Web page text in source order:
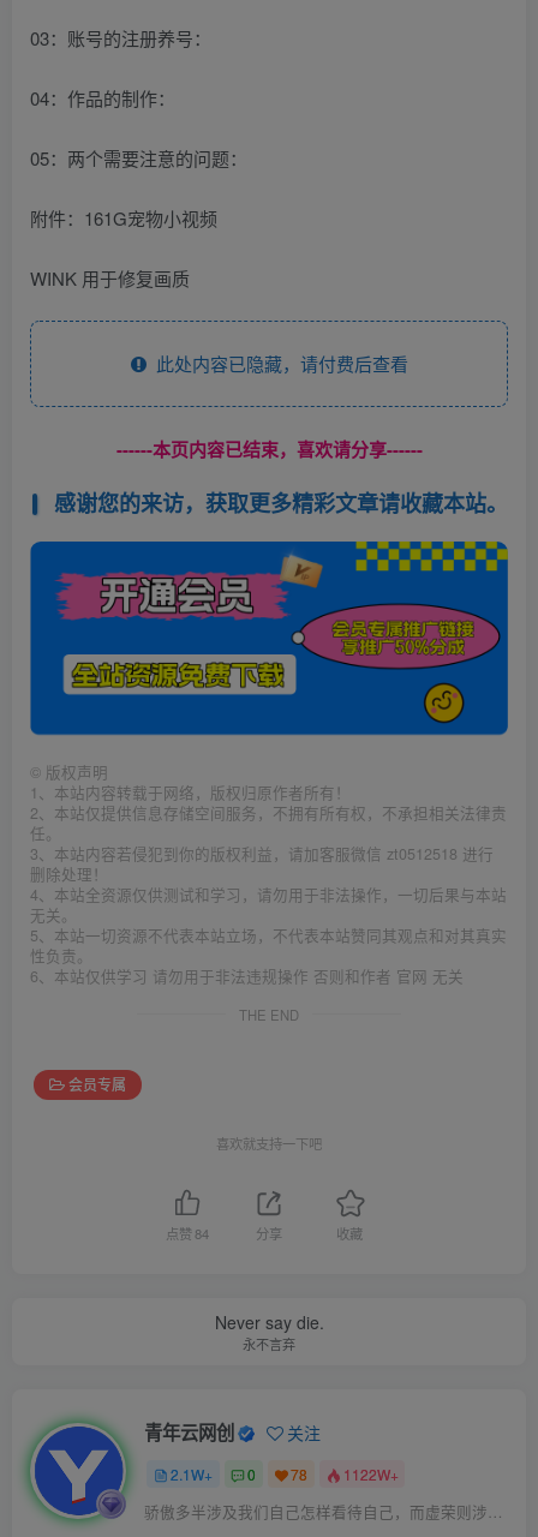
03：账号的注册养号：
04：作品的制作：
05：两个需要注意的问题：
附件：161G宠物小视频
WINK 用于修复画质
此处内容已隐藏，请付费后查看
------本页内容已结束，喜欢请分享------
感谢您的来访，获取更多精彩文章请收藏本站。
© 版权声明
1、本站内容转载于网络，版权归原作者所有！
2、本站仅提供信息存储空间服务，不拥有所有权，不承担相关法律责
任。
3、本站内容若侵犯到你的版权利益，请加客服微信 zt0512518 进行
删除处理！
4、本站全资源仅供测试和学习，请勿用于非法操作，一切后果与本站
无关。
5、本站一切资源不代表本站立场，不代表本站赞同其观点和对其真实
性负责。
6、本站仅供学习 请勿用于非法违规操作 否则和作者 官网 无关
THE END
会员专属
喜欢就支持一下吧
点赞84 分享 收藏
Never say die.
永不言弃
青年云网创 关注
2.1W+ 0 78 1122W+
骄傲多半涉及我们自己怎样看待自己，而虚荣则涉及我们想别人怎样看我们